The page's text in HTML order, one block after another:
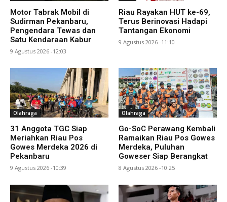
Motor Tabrak Mobil di
Sudirman Pekanbaru,
Pengendara Tewas dan
Satu Kendaraan Kabur
9 Agustus 2026 -12:03
Riau Rayakan HUT ke-69,
Terus Berinovasi Hadapi
Tantangan Ekonomi
9 Agustus 2026 -11:10
Olahraga
31 Anggota TGC Siap
Meriahkan Riau Pos
Gowes Merdeka 2026 di
Pekanbaru
9 Agustus 2026 -10:39
Olahraga
Go-SoC Perawang Kembali
Ramaikan Riau Pos Gowes
Merdeka, Puluhan
Goweser Siap Berangkat
8 Agustus 2026 -10:25